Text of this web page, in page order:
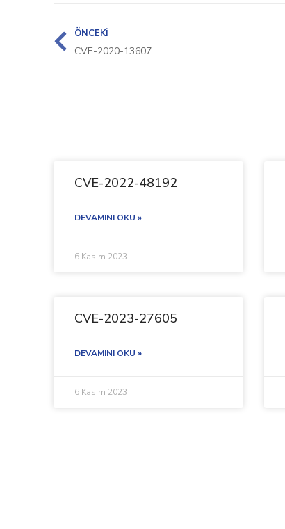
ÖNCEKI
CVE-2020-13607
CVE-2022-48192
DEVAMINI OKU »
6 Kasım 2023
CVE-2023-27605
DEVAMINI OKU »
6 Kasım 2023